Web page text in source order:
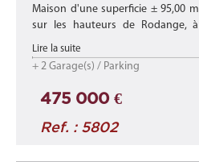
Maison d'une superficie ± 95,00
sur les hauteurs de Rodange,
commerces et de toutes les
occupants un cadre ...
Lire la suite
+ 2 Garage(s) / Parking
475 000 €
Ref. : 5802